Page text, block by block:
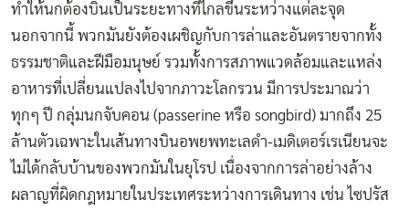
ทำให้นกต้องบินเป็นระยะทางที่ไกลขึ้นระหว่างแต่ละจุด
นอกจากนี้ พวกมันยังต้องเผชิญกับการล่าและอันตรายจากทั้ง
ธรรมชาติและฝีมือมนุษย์ รวมทั้งการสภาพแวดล้อมและแหล่ง
อาหารที่เปลี่ยนแปลงไปจากภาวะโลกรวน มีการประมาณว่า
ทุกๆ ปี กลุ่มนกจับคอน (passerine หรือ songbird) มากถึง 25
ล้านตัวเฉพาะในเส้นทางบินอพยพทะเลดำ-เมดิเตอร์เรเนียนจะ
ไม่ได้กลับบ้านของพวกมันในยุโรป เนื่องจากการล่าอย่างล้าง
ผลาญที่ผิดกฎหมายในประเทศระหว่างการเดินทาง เช่น ไซปรัส